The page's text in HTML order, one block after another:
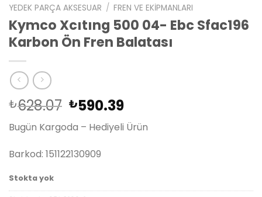
YEDEK PARÇA AKSESUAR / FREN VE EKIPMANLARI
Kymco Xcıtıng 500 04- Ebc Sfac196
Karbon Ön Fren Balatası
₺628.07 Orijinal
fiyat:
₺628.07.
₺590.39Şu
andaki
fiyat:
Bugün Kargoda – Hediyeli Ürün
Barkod: 151122130909
Stokta yok